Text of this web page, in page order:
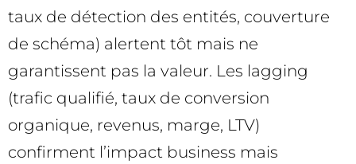
taux de détection des entités, couverture
de schéma) alertent tôt mais ne
garantissent pas la valeur. Les lagging
(trafic qualifié, taux de conversion
organique, revenus, marge, LTV)
confirment l’impact business mais